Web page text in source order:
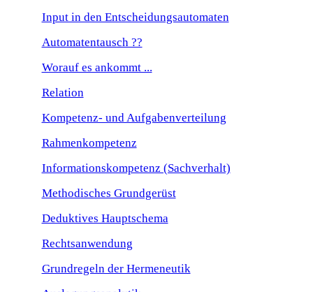
Input in den Entscheidungsautomaten
Automatentausch ??
Worauf es ankommt ...
Relation
Kompetenz- und Aufgabenverteilung
Rahmenkompetenz
Informationskompetenz (Sachverhalt)
Methodisches Grundgerüst
Deduktives Hauptschema
Rechtsanwendung
Grundregeln der Hermeneutik